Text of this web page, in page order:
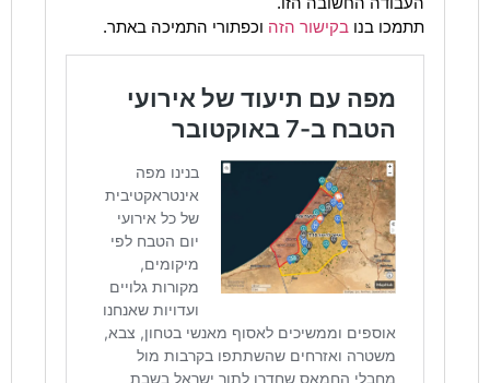
תתמכו בנו בקישור הזה וכפתורי התמיכה באתר.